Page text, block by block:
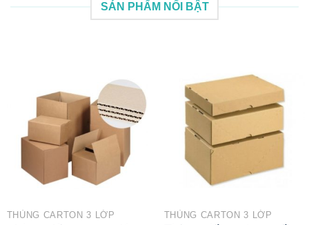
SẢN PHẨM NỔI BẬT
THÙNG CARTON 3 LỚP THÙNG CARTON 3 LỚP